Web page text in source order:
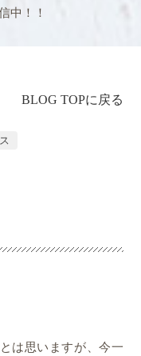
中！！
BLOG TOPに戻る
は思いますが、今一